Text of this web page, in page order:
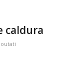
caldura